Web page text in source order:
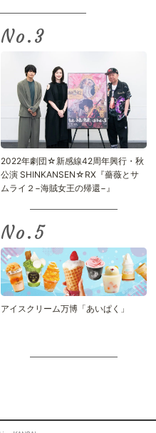
No.
2022年劇団☆新感線42周年興行・秋
公演 SHINKANSEN☆RX『薔薇とサ
ムライ２−海賊女王の帰還−』
No.
アイスクリーム万博「あいぱく」